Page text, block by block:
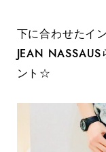
下に合わせたイ
JEAN
ント☆